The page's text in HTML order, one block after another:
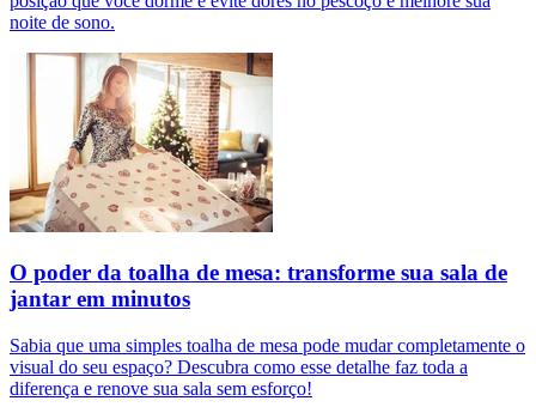
noite de sono.
O poder da toalha de mesa: transforme sua sala de
jantar em minutos
Sabia que uma simples toalha de mesa pode mudar completamente o
visual do seu espaço? Descubra como esse detalhe faz toda a
diferença e renove sua sala sem esforço!